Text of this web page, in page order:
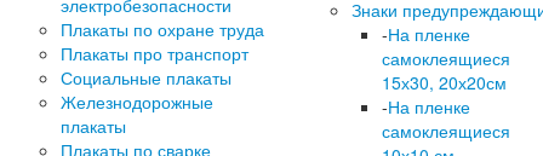
электробезопасности
Плакаты по охране труда
Плакаты про транспорт
Социальные плакаты
Железнодорожные
плакаты
Плакаты по сварке
Знаки
-На пленке
самоклеящиеся
15х30, 20х20см
-На пленке
самоклеящиеся